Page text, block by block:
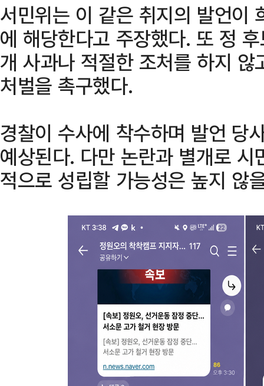
서민위는 이 같은 취지의 발언이
에 해당한다고 주장했다. 또 정
개 사과나 적절한 조처를 하지
처벌을 촉구했다.
경찰이 수사에 착수하며 발언 당
예상된다. 다만 논란과 별개로
적으로 성립할 가능성은 높지 않